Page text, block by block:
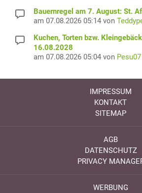
Bauernregel am 7. August: St.
am 07.08.2026 05:14 von
Kuchen, Torten bzw.
16.08.2028
am 07.08.2026 05:04 von Pesu07
IMPRESSUM
KONTAKT
SITEMAP
AGB
DATENSCHUTZ
PRIVACY
WERBUNG